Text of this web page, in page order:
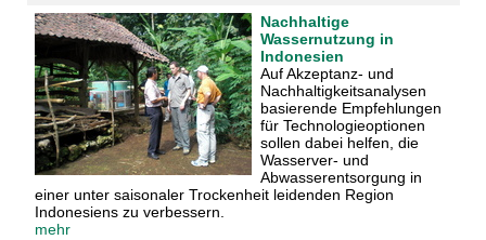
Nachhaltige
Wassernutzung in
Indonesien
Auf Akzeptanz- und
Nachhaltigkeitsanalysen
basierende Empfehlungen
für Technologieoptionen
sollen dabei helfen, die
Wasserver- und
Abwasserentsorgung in
einer unter saisonaler Trockenheit leidenden Region
Indonesiens zu verbessern.
mehr